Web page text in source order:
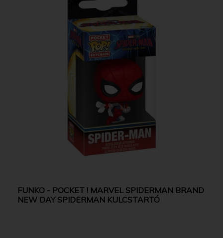
FUNKO - POCKET ! MARVEL SPIDERMAN BRAND
NEW DAY SPIDERMAN KULCSTARTÓ